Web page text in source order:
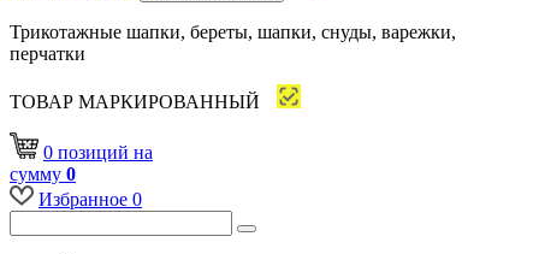
Трикотажные шапки, береты, шапки, снуды, варежки,
перчатки
ТОВАР МАРКИРОВАННЫЙ
0 позиций на
сумму 0
Избранное 0